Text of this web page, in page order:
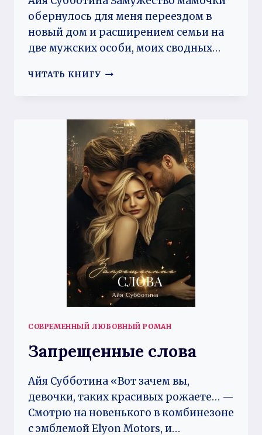
обернулось для меня переездом в
новый дом и расширением семьи на
две мужских особи, моих сводных…
ЧИТАТЬ КНИГУ МАЛЫШКА
СОВРЕМЕННЫЙ ЛЮБОВНЫЙ РОМАН
Запрещенные слова
Айя Субботина «Вот зачем вы,
девочки, таких красивых рожаете… —
Смотрю на новенького в комбинезоне
с эмблемой Elyon Motors, и…